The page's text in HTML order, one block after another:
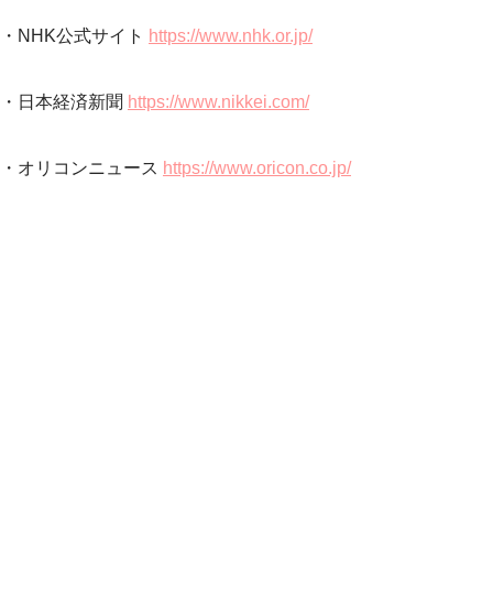
・NHK公式サイト https://www.nhk.or.jp/
・日本経済新聞 https://www.nikkei.com/
・オリコンニュース https://www.oricon.co.jp/